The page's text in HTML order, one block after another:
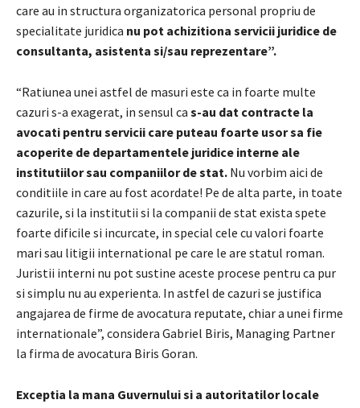
care au in structura organizatorica personal propriu de
specialitate juridica nu pot achizitiona servicii juridice de
consultanta, asistenta si/sau reprezentare”.
“Ratiunea unei astfel de masuri este ca in foarte multe
cazuri s-a exagerat, in sensul ca s-au dat contracte la
avocati pentru servicii care puteau foarte usor sa fie
acoperite de departamentele juridice interne ale
institutiilor sau companiilor de stat. Nu vorbim aici de
conditiile in care au fost acordate! Pe de alta parte, in toate
cazurile, si la institutii si la companii de stat exista spete
foarte dificile si incurcate, in special cele cu valori foarte
mari sau litigii international pe care le are statul roman.
Juristii interni nu pot sustine aceste procese pentru ca pur
si simplu nu au experienta. In astfel de cazuri se justifica
angajarea de firme de avocatura reputate, chiar a unei firme
internationale”, considera Gabriel Biris, Managing Partner
la firma de avocatura Biris Goran.
Exceptia la mana Guvernului si a autoritatilor locale